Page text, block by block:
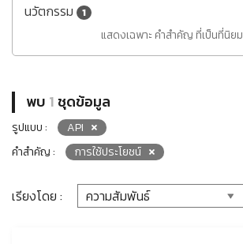
นวัตกรรม 1
แสดงเฉพาะ คำสำคัญ ที่เป็นที่นิยม
พบ 1ชุดข้อมูล
รูปแบบ :
API
คำสำคัญ :
การใช้ประโยชน์
เรียงโดย :